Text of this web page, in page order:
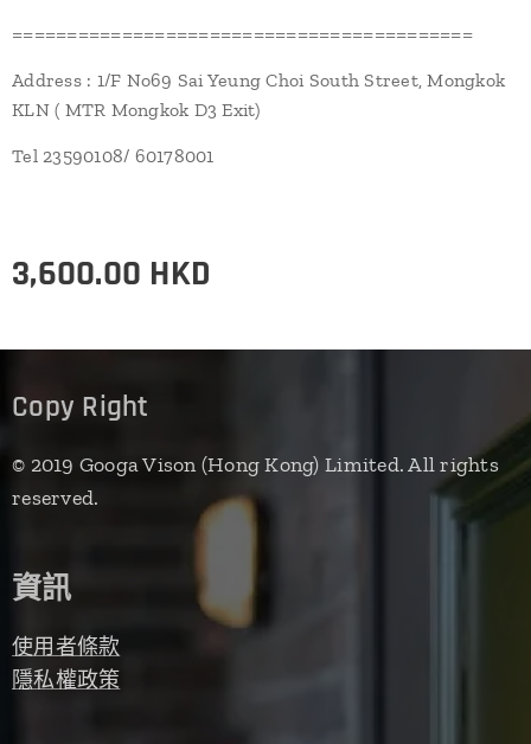
==========================================
Address : 1/F No69 Sai Yeung Choi South Street, Mongkok
KLN ( MTR Mongkok D3 Exit)
Tel 23590108/ 60178001
3,600.00 HKD
Copy Right
© 2019 Googa Vison (Hong Kong) Limited. All rights
reserved.
資訊
使用者條款
隱私權政策